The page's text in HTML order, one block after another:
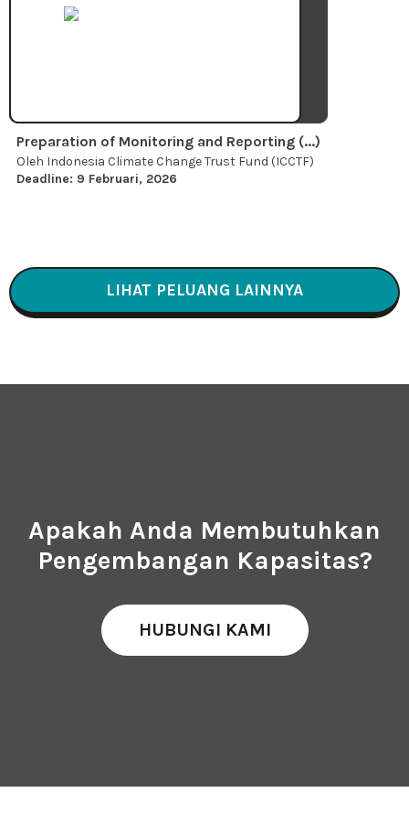
Preparation of Monitoring and Reporting (...)
Oleh Indonesia Climate Change Trust Fund (ICCTF)
Deadline: 9 Februari, 2026
LIHAT PELUANG LAINNYA
Apakah Anda Membutuhkan
Pengembangan Kapasitas?
HUBUNGI KAMI